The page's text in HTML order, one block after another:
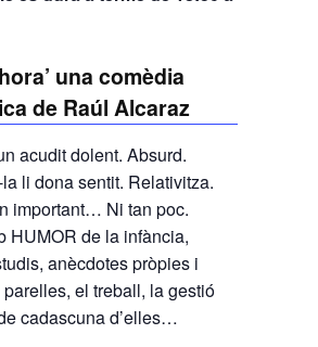
una comèdia
de Raúl Alcaraz
acudit dolent. Absurd.
li dona sentit. Relativitza.
important… Ni tan poc.
HUMOR de la infància,
anècdotes pròpies i
el treball, la gestió
cadascuna d’elles…